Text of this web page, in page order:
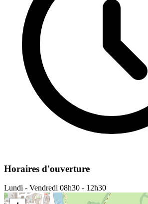
Horaires d'ouverture
Lundi - Vendredi 08h30 - 12h30